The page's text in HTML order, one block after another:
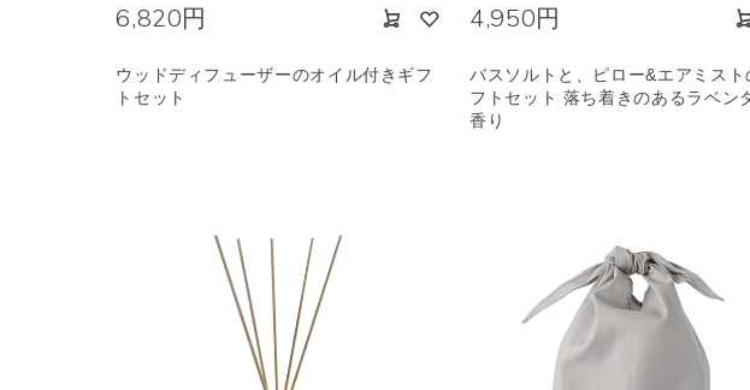
6,820円
ウッドディフューザーのオイル付きギフ
トセット
4,950円
バスソルトと、ピロー&エアミスト
フトセット 落ち着きのあるラベン
香り